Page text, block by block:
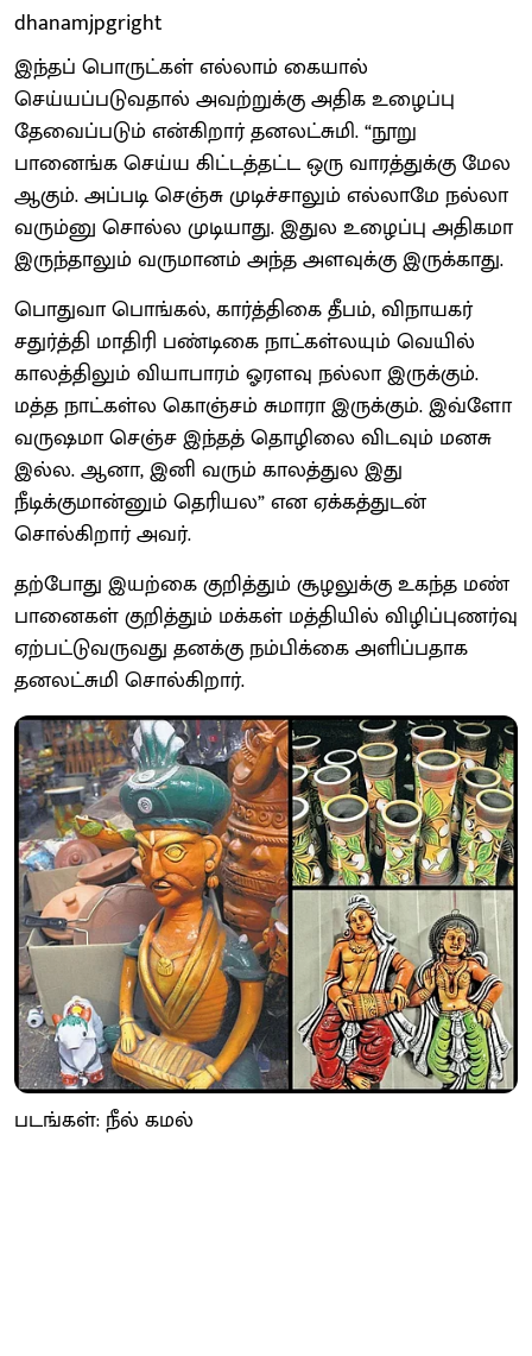
dhanamjpgright
இந்தப் பொருட்கள் எல்லாம் கையால்
செய்யப்படுவதால் அவற்றுக்கு அதிக உழைப்பு
தேவைப்படும் என்கிறார் தனலட்சுமி. “நூறு
பானைங்க செய்ய கிட்டத்தட்ட ஒரு வாரத்துக்கு மேல
ஆகும். அப்படி செஞ்சு முடிச்சாலும் எல்லாமே நல்லா
வரும்னு சொல்ல முடியாது. இதுல உழைப்பு அதிகமா
இருந்தாலும் வருமானம் அந்த அளவுக்கு இருக்காது.
பொதுவா பொங்கல், கார்த்திகை தீபம், விநாயகர்
சதுர்த்தி மாதிரி பண்டிகை நாட்கள்லயும் வெயில்
காலத்திலும் வியாபாரம் ஓரளவு நல்லா இருக்கும்.
மத்த நாட்கள்ல கொஞ்சம் சுமாரா இருக்கும். இவ்ளோ
வருஷமா செஞ்ச இந்தத் தொழிலை விடவும் மனசு
இல்ல. ஆனா, இனி வரும் காலத்துல இது
நீடிக்குமான்னும் தெரியல” என ஏக்கத்துடன்
சொல்கிறார் அவர்.
தற்போது இயற்கை குறித்தும் சூழலுக்கு உகந்த மண்
பானைகள் குறித்தும் மக்கள் மத்தியில் விழிப்புணர்வு
ஏற்பட்டுவருவது தனக்கு நம்பிக்கை அளிப்பதாக
தனலட்சுமி சொல்கிறார்.
படங்கள்: நீல் கமல்